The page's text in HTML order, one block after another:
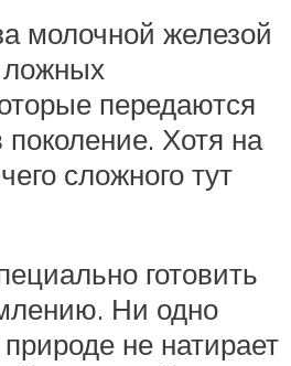
молочной железой
ложных
передаются
поколение. Хотя на
сложного тут
готовить
Ни одно
не натирает